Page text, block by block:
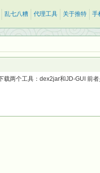
乱七八糟 代理工具 关于推特 手
载两个工具：dex2jar和JD-GUI 前